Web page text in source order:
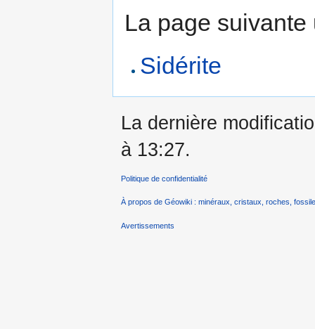
La page
Sidérite
La dernière
à 13:27.
Politique de confidentialité
À propos de Géowiki : minéraux, cristaux, roches,
Avertissements